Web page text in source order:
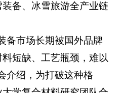
备、冰雪旅游全产业链
备市场长期被国外品牌
短缺、工艺瓶颈，难以
介绍，为打破这种格